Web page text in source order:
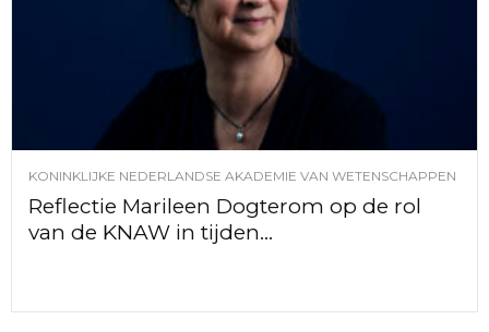
KONINKLIJKE NEDERLANDSE AKADEMIE VAN WETENSCHAPPEN
Reflectie Marileen Dogterom op de rol
van de KNAW in tijden...